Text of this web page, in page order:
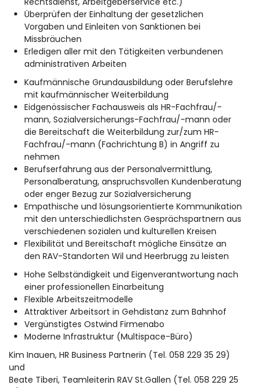
Überprüfen der Einhaltung der gesetzlichen
Vorgaben und Einleiten von Sanktionen bei
Missbräuchen
Erledigen aller mit den Tätigkeiten verbundenen
administrativen Arbeiten
Kaufmännische Grundausbildung oder Berufslehre
mit kaufmännischer Weiterbildung
Eidgenössischer Fachausweis als HR-Fachfrau/-
mann, Sozialversicherungs-Fachfrau/-mann oder
die Bereitschaft die Weiterbildung zur/zum HR-
Fachfrau/-mann (Fachrichtung B) in Angriff zu
nehmen
Berufserfahrung aus der Personalvermittlung,
Personalberatung, anspruchsvollen Kundenberatung
oder enger Bezug zur Sozialversicherung
Empathische und lösungsorientierte Kommunikation
mit den unterschiedlichsten Gesprächspartnern aus
verschiedenen sozialen und kulturellen Kreisen
Flexibilität und Bereitschaft mögliche Einsätze an
den RAV-Standorten Wil und Heerbrugg zu leisten
Hohe Selbständigkeit und Eigenverantwortung nach
einer professionellen Einarbeitung
Flexible Arbeitszeitmodelle
Attraktiver Arbeitsort in Gehdistanz zum Bahnhof
Vergünstigtes Ostwind Firmenabo
Moderne Infrastruktur (Multispace-Büro)
Kim Inauen, HR Business Partnerin (Tel. 058 229 35 29)
und
Beate Tiberi, Teamleiterin RAV St.Gallen (Tel. 058 229 25